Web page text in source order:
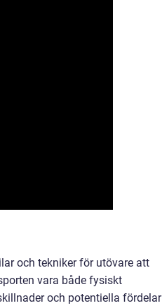
och tekniker för utövare att
vara både fysiskt
och potentiella fördelar